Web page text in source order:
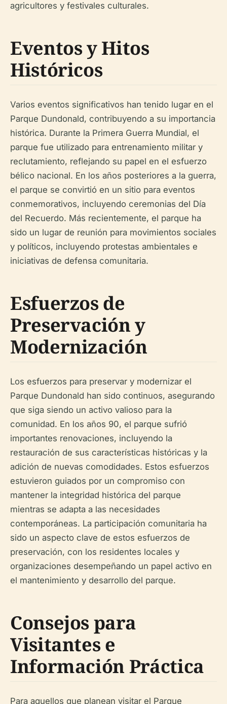
agricultores y festivales culturales.
Eventos y Hitos
Históricos
Varios eventos significativos han tenido lugar en el
Parque Dundonald, contribuyendo a su importancia
histórica. Durante la Primera Guerra Mundial, el
parque fue utilizado para entrenamiento militar y
reclutamiento, reflejando su papel en el esfuerzo
bélico nacional. En los años posteriores a la guerra,
el parque se convirtió en un sitio para eventos
conmemorativos, incluyendo ceremonias del Día
del Recuerdo. Más recientemente, el parque ha
sido un lugar de reunión para movimientos sociales
y políticos, incluyendo protestas ambientales e
iniciativas de defensa comunitaria.
Esfuerzos de
Preservación y
Modernización
Los esfuerzos para preservar y modernizar el
Parque Dundonald han sido continuos, asegurando
que siga siendo un activo valioso para la
comunidad. En los años 90, el parque sufrió
importantes renovaciones, incluyendo la
restauración de sus características históricas y la
adición de nuevas comodidades. Estos esfuerzos
estuvieron guiados por un compromiso con
mantener la integridad histórica del parque
mientras se adapta a las necesidades
contemporáneas. La participación comunitaria ha
sido un aspecto clave de estos esfuerzos de
preservación, con los residentes locales y
organizaciones desempeñando un papel activo en
el mantenimiento y desarrollo del parque.
Consejos para
Visitantes e
Información Práctica
Para aquellos que planean visitar el Parque